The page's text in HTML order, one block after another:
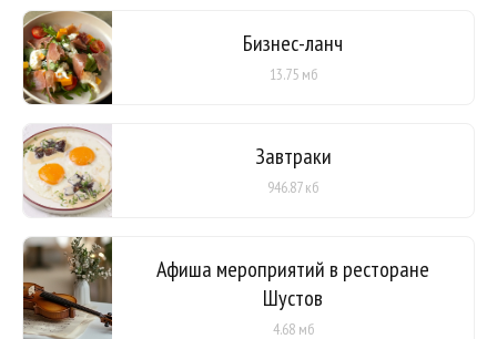
Бизнес-ланч
13.75 мб
Завтраки
946.87 кб
Афиша мероприятий в ресторане
Шустов
4.68 мб